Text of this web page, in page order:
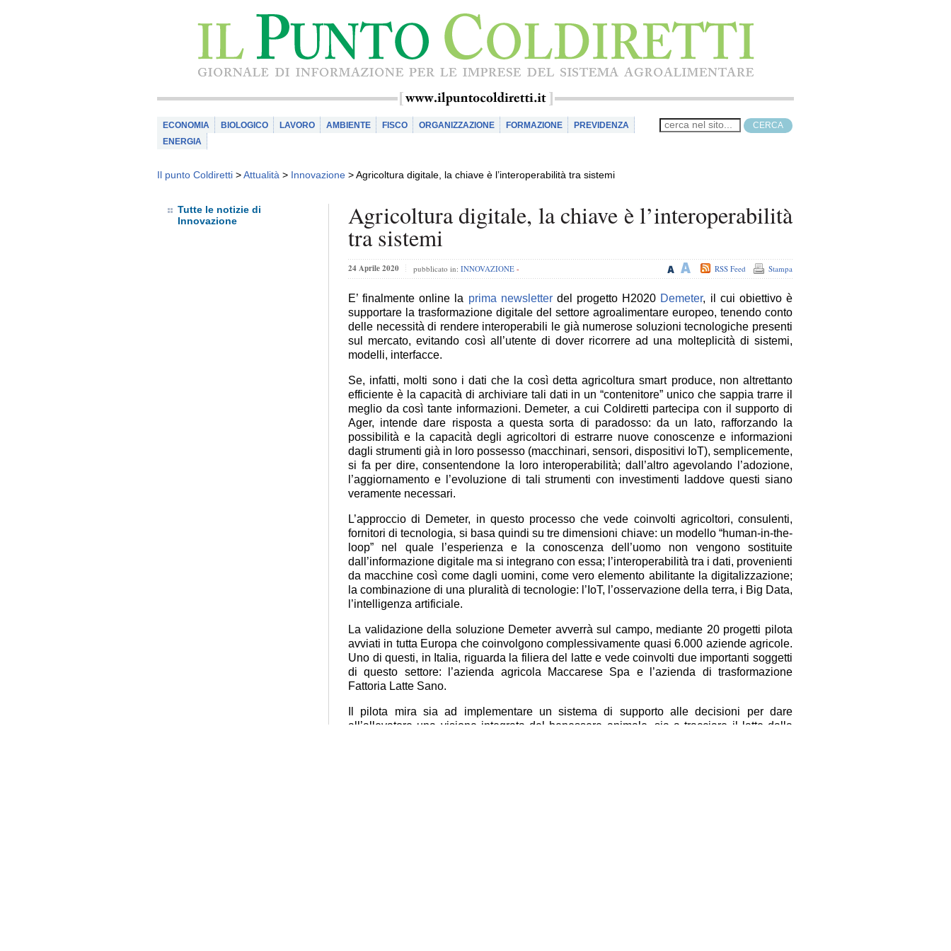
ECONOMIA BIOLOGICO LAVORO AMBIENTE FISCO ORGANIZZAZIONE FORMAZIONE
PREVIDENZA
ENERGIA
Il punto Coldiretti >Attualità > Innovazione >Agricoltura digitale, la chiave è l’interoperabilità tra sistemi
Tutte le notizie di
Innovazione
Agricoltura digitale, la chiave è l’interoperabilità
tra sistemi
24 Aprile 2020 pubblicato in: INNOVAZIONE - Stampa
RSS Feed
E’ finalmente online la prima newsletterdel progetto H2020 Demeter, il cui obiettivo è
supportare la trasformazione digitale del settore agroalimentare europeo, tenendo conto
delle necessità di rendere interoperabili le già numerose soluzioni tecnologiche presenti
sul mercato, evitando così all’utente di dover ricorrere ad una molteplicità di sistemi,
modelli, interfacce.
Se, infatti, molti sono i dati che la così detta agricoltura smart produce, non altrettanto
efficiente è la capacità di archiviare tali dati in un “contenitore” unico che sappia trarre il
meglio da così tante informazioni. Demeter, a cui Coldiretti partecipa con il supporto di
Ager, intende dare risposta a questa sorta di paradosso: da un lato, rafforzando la
possibilità e la capacità degli agricoltori di estrarre nuove conoscenze e informazioni
dagli strumenti già in loro possesso (macchinari, sensori, dispositivi IoT), semplicemente,
si fa per dire, consentendone la loro interoperabilità; dall’altro agevolando l’adozione,
l’aggiornamento e l’evoluzione di tali strumenti con investimenti laddove questi siano
veramente necessari.
L’approccio di Demeter, in questo processo che vede coinvolti agricoltori, consulenti,
fornitori di tecnologia, si basa quindi su tre dimensioni chiave: un modello “human-in-the-
loop” nel quale l’esperienza e la conoscenza dell’uomo non vengono sostituite
dall’informazione digitale ma si integrano con essa; l’interoperabilità tra i dati, provenienti
da macchine così come dagli uomini, come vero elemento abilitante la digitalizzazione;
la combinazione di una pluralità di tecnologie: l’IoT, l’osservazione della terra, i Big Data,
l’intelligenza artificiale.
La validazione della soluzione Demeter avverrà sul campo, mediante 20 progetti pilota
avviati in tutta Europa che coinvolgono complessivamente quasi 6.000 aziende agricole.
Uno di questi, in Italia, riguarda la filiera del latte e vede coinvolti due importanti soggetti
di questo settore: l’azienda agricola Maccarese Spa e l’azienda di trasformazione
Fattoria Latte Sano.
Il pilota mira sia ad implementare un sistema di supporto alle decisioni per dare
all’allevatore una visione integrata del benessere animale, sia a tracciare il latte dalla